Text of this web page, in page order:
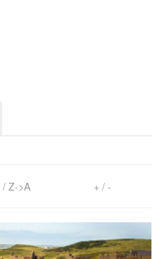
/ Z->A + / -